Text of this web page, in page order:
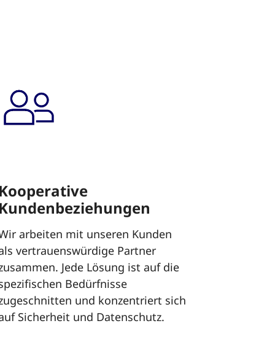
Kooperative
Kundenbeziehungen
arbeiten mit unseren Kunden
vertrauenswürdige Partner
Jede Lösung ist auf die
Bedürfnisse
und konzentriert sich
Sicherheit und Datenschutz.